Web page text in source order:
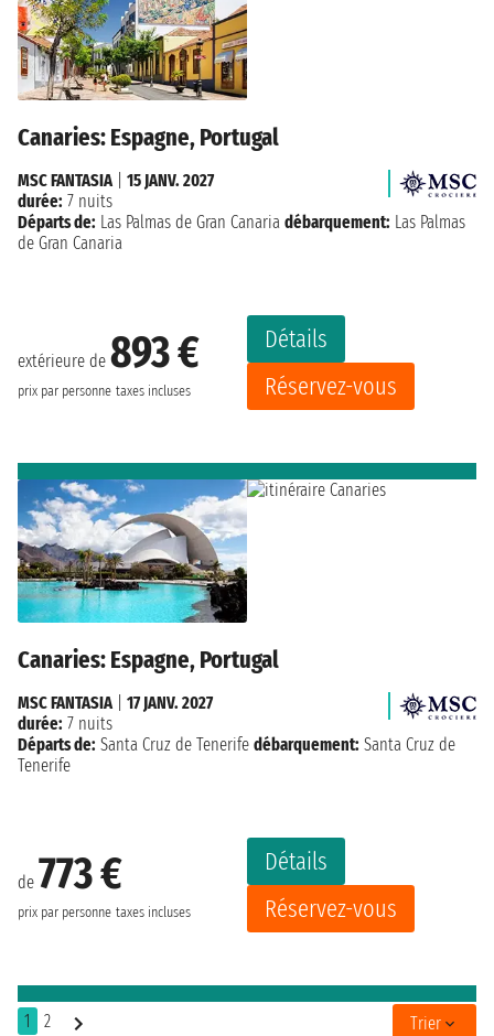
Canaries: Espagne, Portugal
extérieure de 893 €
prix par personne taxes incluses
Détails
Réservez-vous
MSC FANTASIA| 15 JANV. 2027
durée: 7 nuits
Départs de: Las Palmas de Gran Canaria débarquement: Las Palmas
de Gran Canaria
Canaries: Espagne, Portugal
de 773 €
prix par personne taxes incluses
Détails
Réservez-vous
MSC FANTASIA| 17 JANV. 2027
durée: 7 nuits
Départs de: Santa Cruz de Tenerife débarquement: Santa Cruz de
Tenerife
1 2 Trier